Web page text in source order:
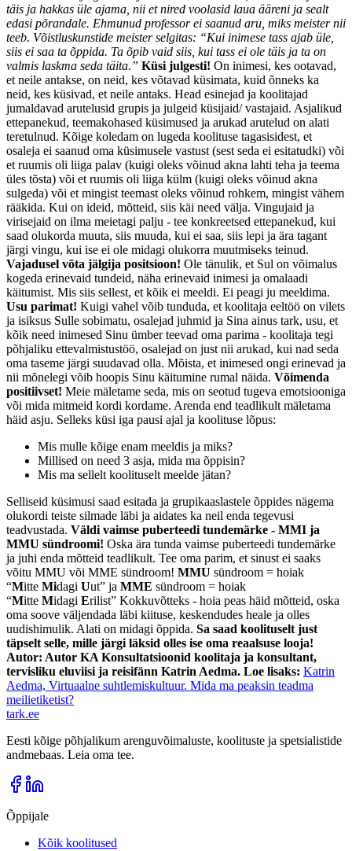
täis ja hakkas üle ajama, nii et nired voolasid laua ääreni ja sealt
edasi põrandale. Ehmunud professor ei saanud aru, miks meister nii
teeb. Võistluskunstide meister selgitas: “Kui inimese tass ajab üle,
siis ei saa ta õppida. Ta õpib vaid siis, kui tass ei ole täis ja ta on
valmis laskma seda täita.” Küsi julgesti! On inimesi, kes ootavad,
et neile antakse, on neid, kes võtavad küsimata, kuid õnneks ka
neid, kes küsivad, et neile antaks. Head esinejad ja koolitajad
jumaldavad arutelusid grupis ja julgeid küsijaid/ vastajaid. Asjalikud
ettepanekud, teemakohased küsimused ja arukad arutelud on alati
teretulnud. Kõige koledam on lugeda koolituse tagasisidest, et
osaleja ei saanud oma küsimusele vastust (sest seda ei esitatudki) või
et ruumis oli liiga palav (kuigi oleks võinud akna lahti teha ja teema
üles tõsta) või et ruumis oli liiga külm (kuigi oleks võinud akna
sulgeda) või et mingist teemast oleks võinud rohkem, mingist vähem
rääkida. Kui on ideid, mõtteid, siis käi need välja. Vingujaid ja
virisejaid on ilma meietagi palju - tee konkreetsed ettepanekud, kui
saad olukorda muuta, siis muuda, kui ei saa, siis lepi ja ära tagant
järgi vingu, kui ise ei ole midagi olukorra muutmiseks teinud.
Vajadusel võta jälgija positsioon! Ole tänulik, et Sul on võimalus
kogeda erinevaid tundeid, näha erinevaid inimesi ja omalaadi
käitumist. Mis siis sellest, et kõik ei meeldi. Ei peagi ju meeldima.
Usu parimat! Kuigi vahel võib tunduda, et koolitaja eeltöö on vilets
ja isiksus Sulle sobimatu, osalejad juhmid ja Sina ainus tark, usu, et
kõik need inimesed Sinu ümber teevad oma parima - koolitaja tegi
põhjaliku ettevalmistustöö, osalejad on just nii arukad, kui nad seda
oma taseme järgi suudavad olla. Mõista, et inimesed ongi erinevad ja
nii mõnelegi võib hoopis Sinu käitumine rumal näida. Võimenda
positiivset! Meie mäletame seda, mis on seotud tugeva emotsiooniga
või mida mitmeid kordi kordame. Arenda end teadlikult mäletama
häid asju. Selleks küsi iga pausi ajal ja koolituse lõpus:
Mis mulle kõige enam meeldis ja miks?
Millised on need 3 asja, mida ma õppisin?
Mis ma sellelt koolituselt meelde jätan?
Selliseid küsimusi saad esitada ja grupikaaslastele õppides nägema
olukordi teiste silmade läbi ja aidates ka neil enda tegevusi
teadvustada. Väldi vaimse puberteedi tundemärke - MMI ja
MMU sündroomi! Oska ära tunda vaimse puberteedi tundemärke
ja juhi enda mõtteid teadlikult. Tee oma parim, et sinust ei saaks
võitu MMU või MME sündroom! MMU sündroom = hoiak
“Mitte Midagi Uut” ja MME sündroom = hoiak
“Mitte Midagi Erilist” Kokkuvõtteks - hoia peas häid mõtteid, oska
oma soove väljendada läbi kiituse, keskendudes heale ja olles
uudishimulik. Alati on midagi õppida. Sa saad koolituselt just
täpselt selle, mille järgi läksid olles ise oma reaalsuse looja!
Autor: Autor KA Konsultatsioonid koolitaja ja konsultant,
tervisliku eluviisi ja reisifänn Katrin Aedma. Loe lisaks: Katrin
Aedma, Virtuaalne suhtlemiskultuur. Mida ma peaksin teadma
meilietiketist?
tark.ee
Eesti kõige põhjalikum arenguvõimaluste, koolituste ja spetsialistide
andmebaas. Leia oma tee.
Õppijale
Kõik koolitused